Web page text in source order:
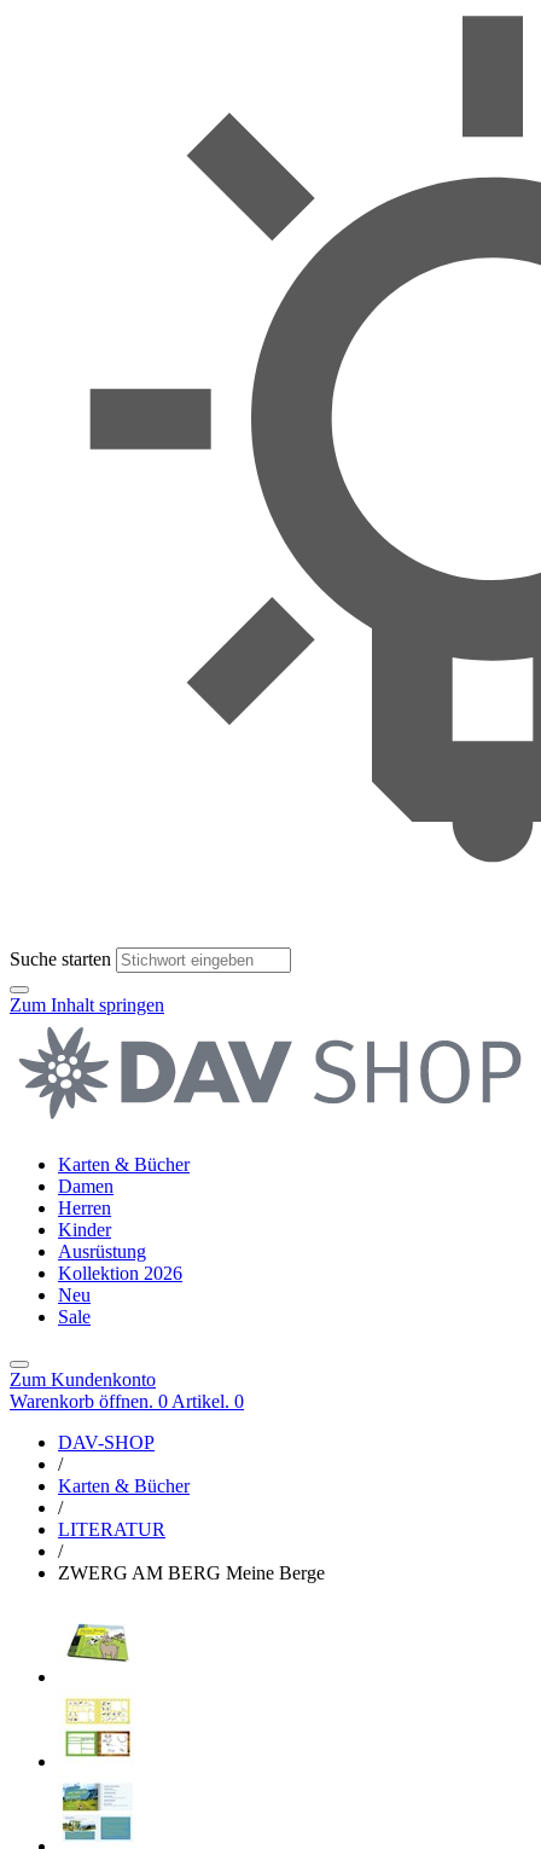
Suche starten
Zum Inhalt springen
Karten & Bücher
Damen
Herren
Kinder
Ausrüstung
Kollektion 2026
Neu
Sale
Zum Kundenkonto
Warenkorb öffnen. 0 Artikel. 0
DAV-SHOP
/
Karten & Bücher
/
LITERATUR
/
ZWERG AM BERG Meine Berge